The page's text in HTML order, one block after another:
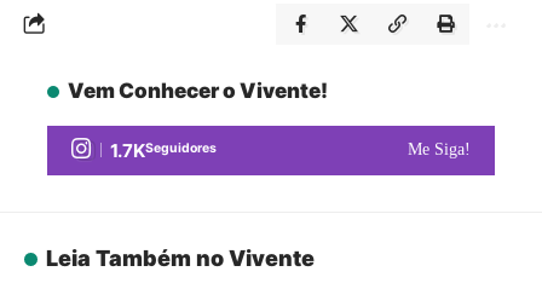
Vem Conhecer o Vivente!
1.7KSeguidores Me Siga!
Leia Também no Vivente